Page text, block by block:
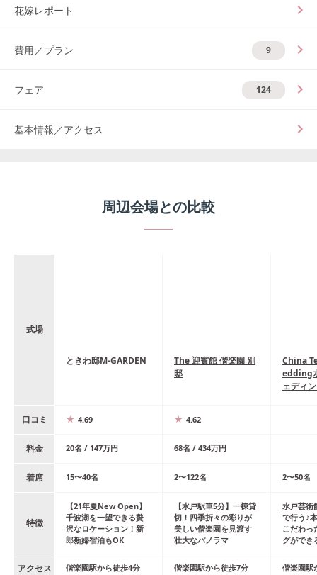
花嫁レポート
費用／プラン 9
フェア 124
基本情報／アクセス
周辺会場との比較
式場
ときわ邸M-GARDEN
The 迎賓館 偕楽園 別
邸
China
edding
ェディ
口コミ 4.69 4.62
料金 20名 / 147万円 68名 / 434万円
着席 15〜40名 2〜122名 2〜50名
特徴
【21年夏New Open】
千波湖を一望できる贅
沢なロケーション！新
郎新婦宿泊もOK
【水戸駅車5分】一棟貸
切！四季折々の彩りが
美しい偕楽園を見渡す
壮大なパノラマ
水戸芸術
で行う♪
こだわっ
グができ
アクセス 偕楽園駅から徒歩4分 偕楽園駅から徒歩7分 偕楽園駅